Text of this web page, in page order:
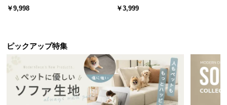
ード 木目/石目調 オープン収納・
引き出し収納付き
￥9,998
スチール 4段階高さ調節 サイドフ
ック オープンラック シンプル
￥3,999
ピックアップ特集